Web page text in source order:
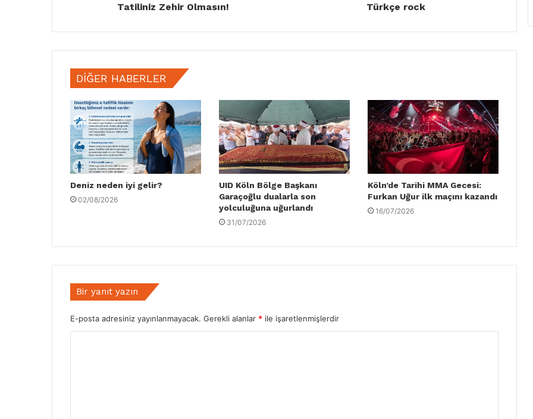
Tatiliniz Zehir Olmasın! Türkçe rock
DIĞER HABERLER
Deniz neden iyi gelir?
02/08/2026
UID Köln Bölge Başkanı
Garaçoğlu dualarla son
yolculuğuna uğurlandı
31/07/2026
Köln’de Tarihi MMA Gecesi:
Furkan Uğur ilk maçını kazandı
16/07/2026
Bir yanıt yazın
E-posta adresiniz yayınlanmayacak. Gerekli alanlar * ile işaretlenmişlerdir